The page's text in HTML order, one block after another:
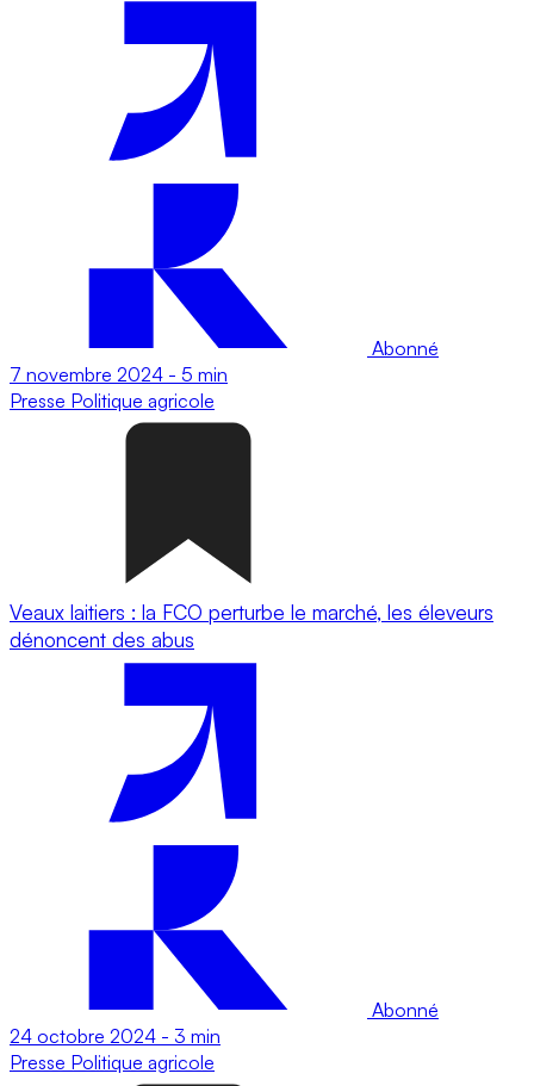
Abonné
7 novembre 2024 - 5 min
Presse Politique agricole
Veaux laitiers : la FCO perturbe le marché, les éleveurs
dénoncent des abus
Abonné
24 octobre 2024 - 3 min
Presse Politique agricole